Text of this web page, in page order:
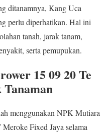
ditanamnya, Kang Uca
perlu diperhatikan. Hal ini
tanah, jarak tanam,
serta pemupukan.
15 09 20 Te
menggunakan NPK Mutiara
Fixed Jaya selama